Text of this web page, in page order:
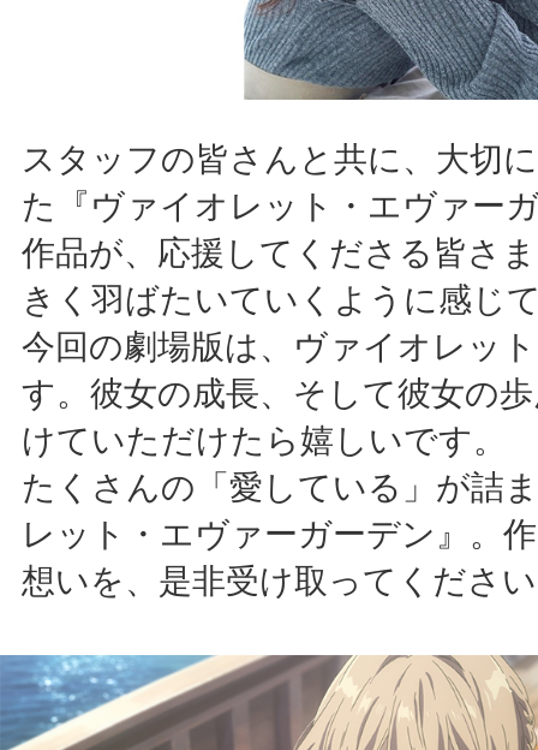
スタッフの皆さんと共に、大切
た『ヴァイオレット・エヴァー
作品が、応援してくださる皆さ
きく羽ばたいていくように感じ
今回の劇場版は、ヴァイオレッ
す。彼女の成長、そして彼女の
けていただけたら嬉しいです。
たくさんの「愛している」が詰
レット・エヴァーガーデン』。
想いを、是非受け取ってくださ